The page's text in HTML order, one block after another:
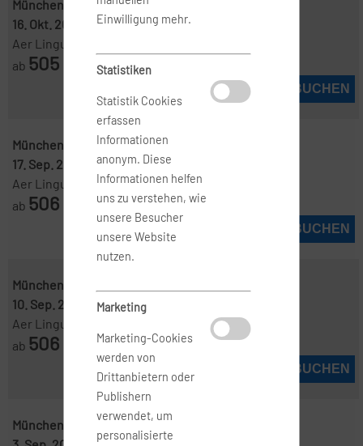
München ( MUC )-New York ( JFK )
16. Okt. 2026
24. Okt. 2026
Aer Lingus Web
ab 505
JETZT BUCHEN
München ( MUC )-New York ( JFK )
17. Sep. 2026
27. Sep. 2026
Aer Lingus Web
ab 506
JETZT BUCHEN
München ( MUC )
10. Sep. 2026
13. Sep. 2026
Aer Lingus Web
ab 506
JETZT BUCHEN
München ( MUC )- New York ( JFK )
Einwilligung mehr.
Statistiken
Statistik Cookies
erfassen
Informationen
anonym. Diese
Informationen helfen
uns zu verstehen, wie
unsere Besucher
unsere Website
nutzen.
Marketing
Marketing-Cookies
werden von
Drittanbietern oder
Publishern
verwendet, um
personalisierte